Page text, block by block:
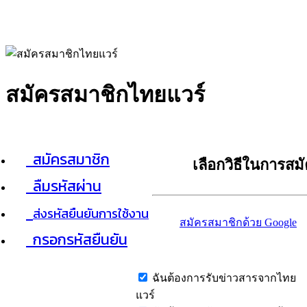
สมัครสมาชิกไทยแวร์
สมัครสมาชิก
ลืมรหัสผ่าน
ส่งรหัสยืนยันการใช้งาน
กรอกรหัสยืนยัน
เลือกวิธีในการส
สมัครสมาชิกด้วย Google
ฉันต้องการรับข่าวสารจากไทย
แวร์